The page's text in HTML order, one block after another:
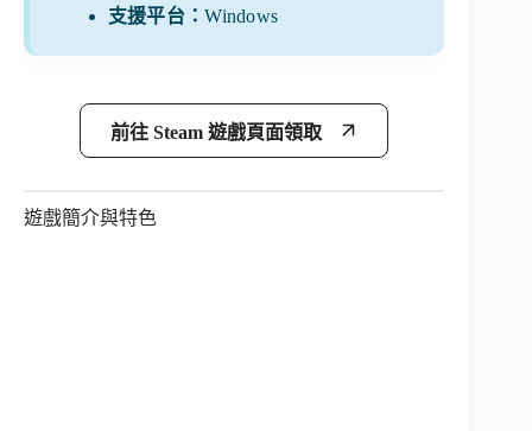
支援平台：Windows
前往 Steam 遊戲頁面領取
遊戲簡介與特色